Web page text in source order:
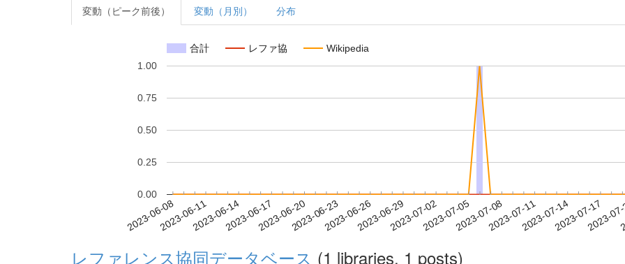
変動（ピーク前後） 変動（月別） 分布
合計 レファ協 Wikipedia
2023-06-082023-06-112023-06-142023-06-172023-06-202023-06-232023-06-262023-06-292023-07-022023-07-052023-07-082023-07-112023-07-142023-07-17
2023-
0.00
0.25
0.50
0.75
1.00
レファレンス協同データベース (1 libraries, 1 posts)